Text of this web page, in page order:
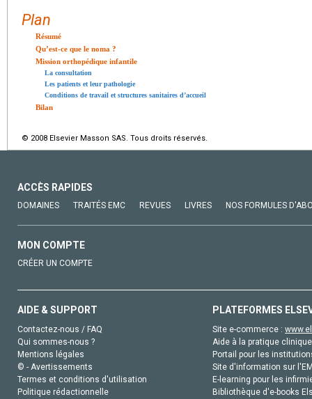
Plan
Résumé
Qu’est-ce que le noma ?
Mission orthopédique infantile
La consultation
Les patients et leur pathologie
Conditions de travail et structures sanitaires d’accueil
Bilan
© 2008 Elsevier Masson SAS. Tous droits réservés.
ACCÈS RAPIDES
DOMAINES TRAITÉS EMC REVUES LIVRES NOS FORMULES
MON COMPTE
CRÉER UN COMPTE
AIDE & SUPPORT
Contactez-nous / FAQ
Qui sommes-nous ?
Mentions légales
© - Avertissements
Termes et conditions d'utilisation
Politique rédactionnelle
PLATEFORMES
Site e-commerce :
Aide à la pratique
Portail pour les
Site d'information sur
E-learning pour les
Bibliothèque d'e-books